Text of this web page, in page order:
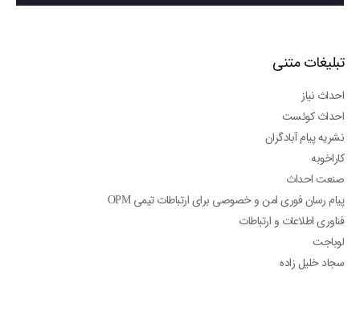
تبلیغات متنی
احداث نیاز
احداث کوئست
نشریه پیام آبادگران
کاراخوبه
صنعت احداث
پیام رسان فوری امن و خصوصی برای ارتباطات تیمی OPM
فناوری اطلاعات و ارتباطات
لوباجت
سجاد خلیل زاده